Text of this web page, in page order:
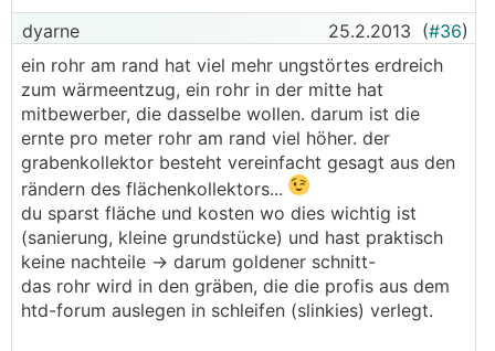
dyarne 25.2.2013 (#36)
ein rohr am rand hat viel mehr ungstörtes erdreich
zum wärmeentzug, ein rohr in der mitte hat
mitbewerber, die dasselbe wollen. darum ist die
ernte pro meter rohr am rand viel höher. der
grabenkollektor besteht vereinfacht gesagt aus den
rändern des flächenkollektors...
du sparst fläche und kosten wo dies wichtig ist
(sanierung, kleine grundstücke) und hast praktisch
keine nachteile -> darum goldener schnitt-
das rohr wird in den gräben, die die profis aus dem
htd-forum auslegen in schleifen (slinkies) verlegt.